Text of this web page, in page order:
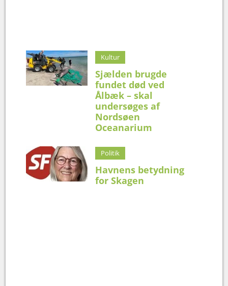
Kultur
Sjælden brugde
fundet død ved
Ålbæk – skal
undersøges af
Nordsøen
Oceanarium
Politik
Havnens betydning
for Skagen